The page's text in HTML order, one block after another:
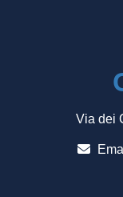
Via dei